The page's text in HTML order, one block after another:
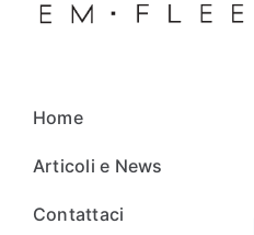
Home
Articoli e News
Contattaci